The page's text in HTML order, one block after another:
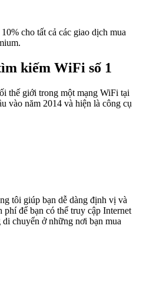
cho tất cả các giao dịch mua
kiếm WiFi số 1
thế giới trong một mạng WiFi tại
vào năm 2014 và hiện là công cụ
tôi giúp bạn dễ dàng định vị và
để bạn có thể truy cập Internet
chuyển ở những nơi bạn mua